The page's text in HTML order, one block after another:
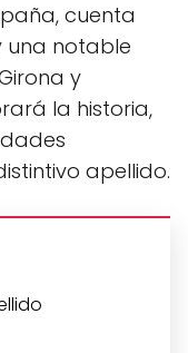
cuenta
una notable
y
la historia,
apellido.